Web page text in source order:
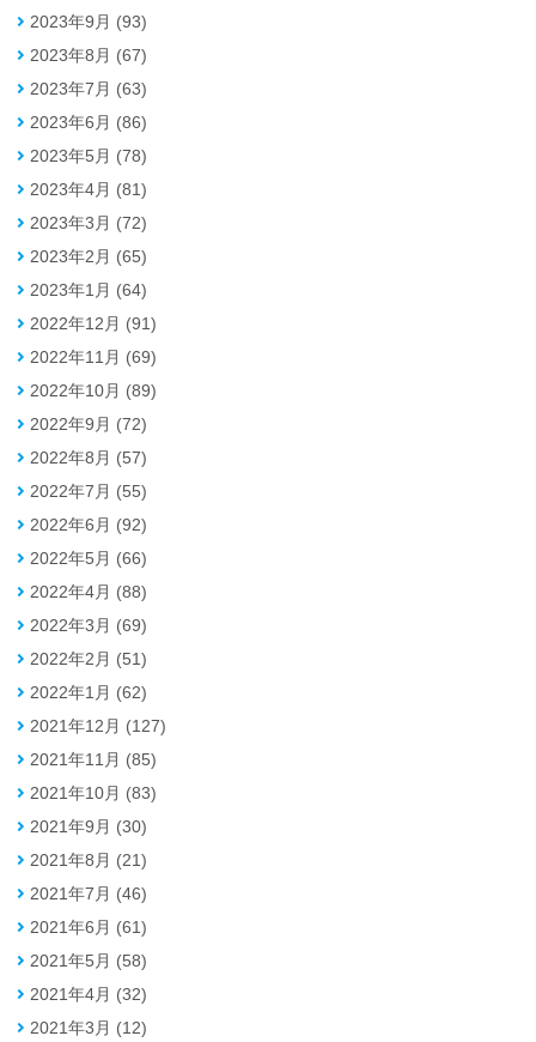
2023年9月 (93)
2023年8月 (67)
2023年7月 (63)
2023年6月 (86)
2023年5月 (78)
2023年4月 (81)
2023年3月 (72)
2023年2月 (65)
2023年1月 (64)
2022年12月 (91)
2022年11月 (69)
2022年10月 (89)
2022年9月 (72)
2022年8月 (57)
2022年7月 (55)
2022年6月 (92)
2022年5月 (66)
2022年4月 (88)
2022年3月 (69)
2022年2月 (51)
2022年1月 (62)
2021年12月 (127)
2021年11月 (85)
2021年10月 (83)
2021年9月 (30)
2021年8月 (21)
2021年7月 (46)
2021年6月 (61)
2021年5月 (58)
2021年4月 (32)
2021年3月 (12)